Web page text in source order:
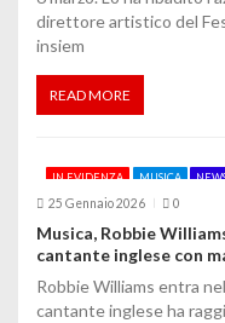
direttore artistico del
insiem
READ MORE
IN EVIDENZA MUSICA
25 Gennaio 2026 0
Musica, Robbie
cantante inglese con
Robbie Williams entra
cantante inglese ha